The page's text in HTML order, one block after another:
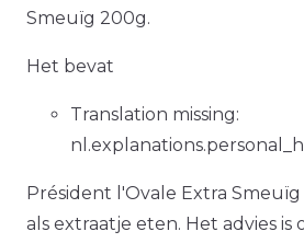
Smeuïg 200g.
Het bevat
Translation missing:
Président l'Ovale Extra
als extraatje eten. Het advies